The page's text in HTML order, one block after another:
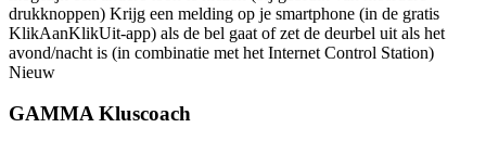
drukknoppen) Krijg een melding op je smartphone (in de gratis
KlikAanKlikUit-app) als de bel gaat of zet de deurbel uit als het
avond/nacht is (in combinatie met het Internet Control Station)
Nieuw
GAMMA Kluscoach